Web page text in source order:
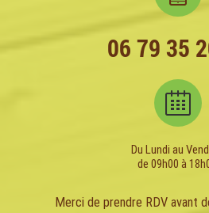
06 79 35
Du Lundi au
de 09h00 à
Merci de prendre RDV avant